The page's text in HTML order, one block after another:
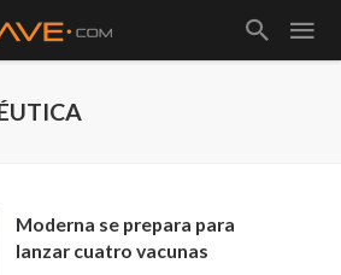
Moderna se prepara para
lanzar cuatro vacunas